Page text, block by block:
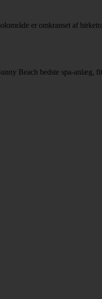
er omkranset af
Beach bedste spa-anlæg,